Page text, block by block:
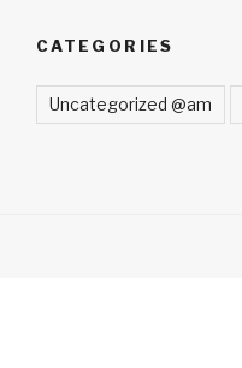
CATEGORIES
Uncategorized @am